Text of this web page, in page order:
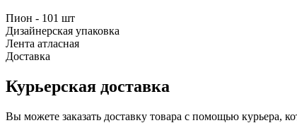
Пион - 101 шт
Дизайнерская упаковка
Лента атласная
Доставка
Курьерская доставка
Вы можете заказать доставку товара с помощью курьера,